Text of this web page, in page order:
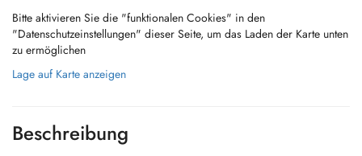
Bitte aktivieren Sie die "funktionalen Cookies" in den
"Datenschutzeinstellungen" dieser Seite, um das Laden der Karte unten
zu ermöglichen
Lage auf Karte anzeigen
Beschreibung